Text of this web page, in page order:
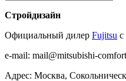
Стройдизайн
Официальный дилер Fujitsu c
e-mail: mail@mitsubishi-
Адрес: Москва,